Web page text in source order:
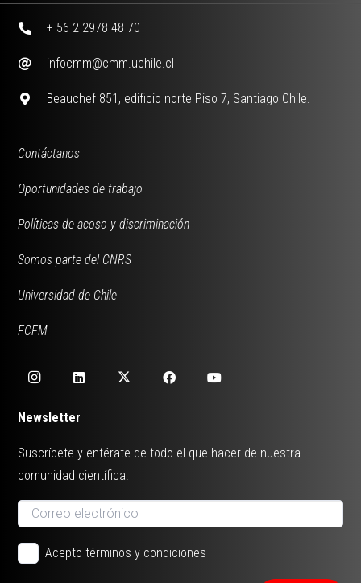
+ 56 2 2978 48 70
infocmm@cmm.uchile.cl
Beauchef 851, edificio norte Piso 7, Santiago Chile.
Contáctanos
Oportunidades de trabajo
Políticas de acoso y discriminación
Somos parte del CNRS
Universidad de Chile
FCFM
Newsletter
Suscríbete y entérate de todo el que hacer de nuestra
comunidad científica.
Acepto términos y condiciones